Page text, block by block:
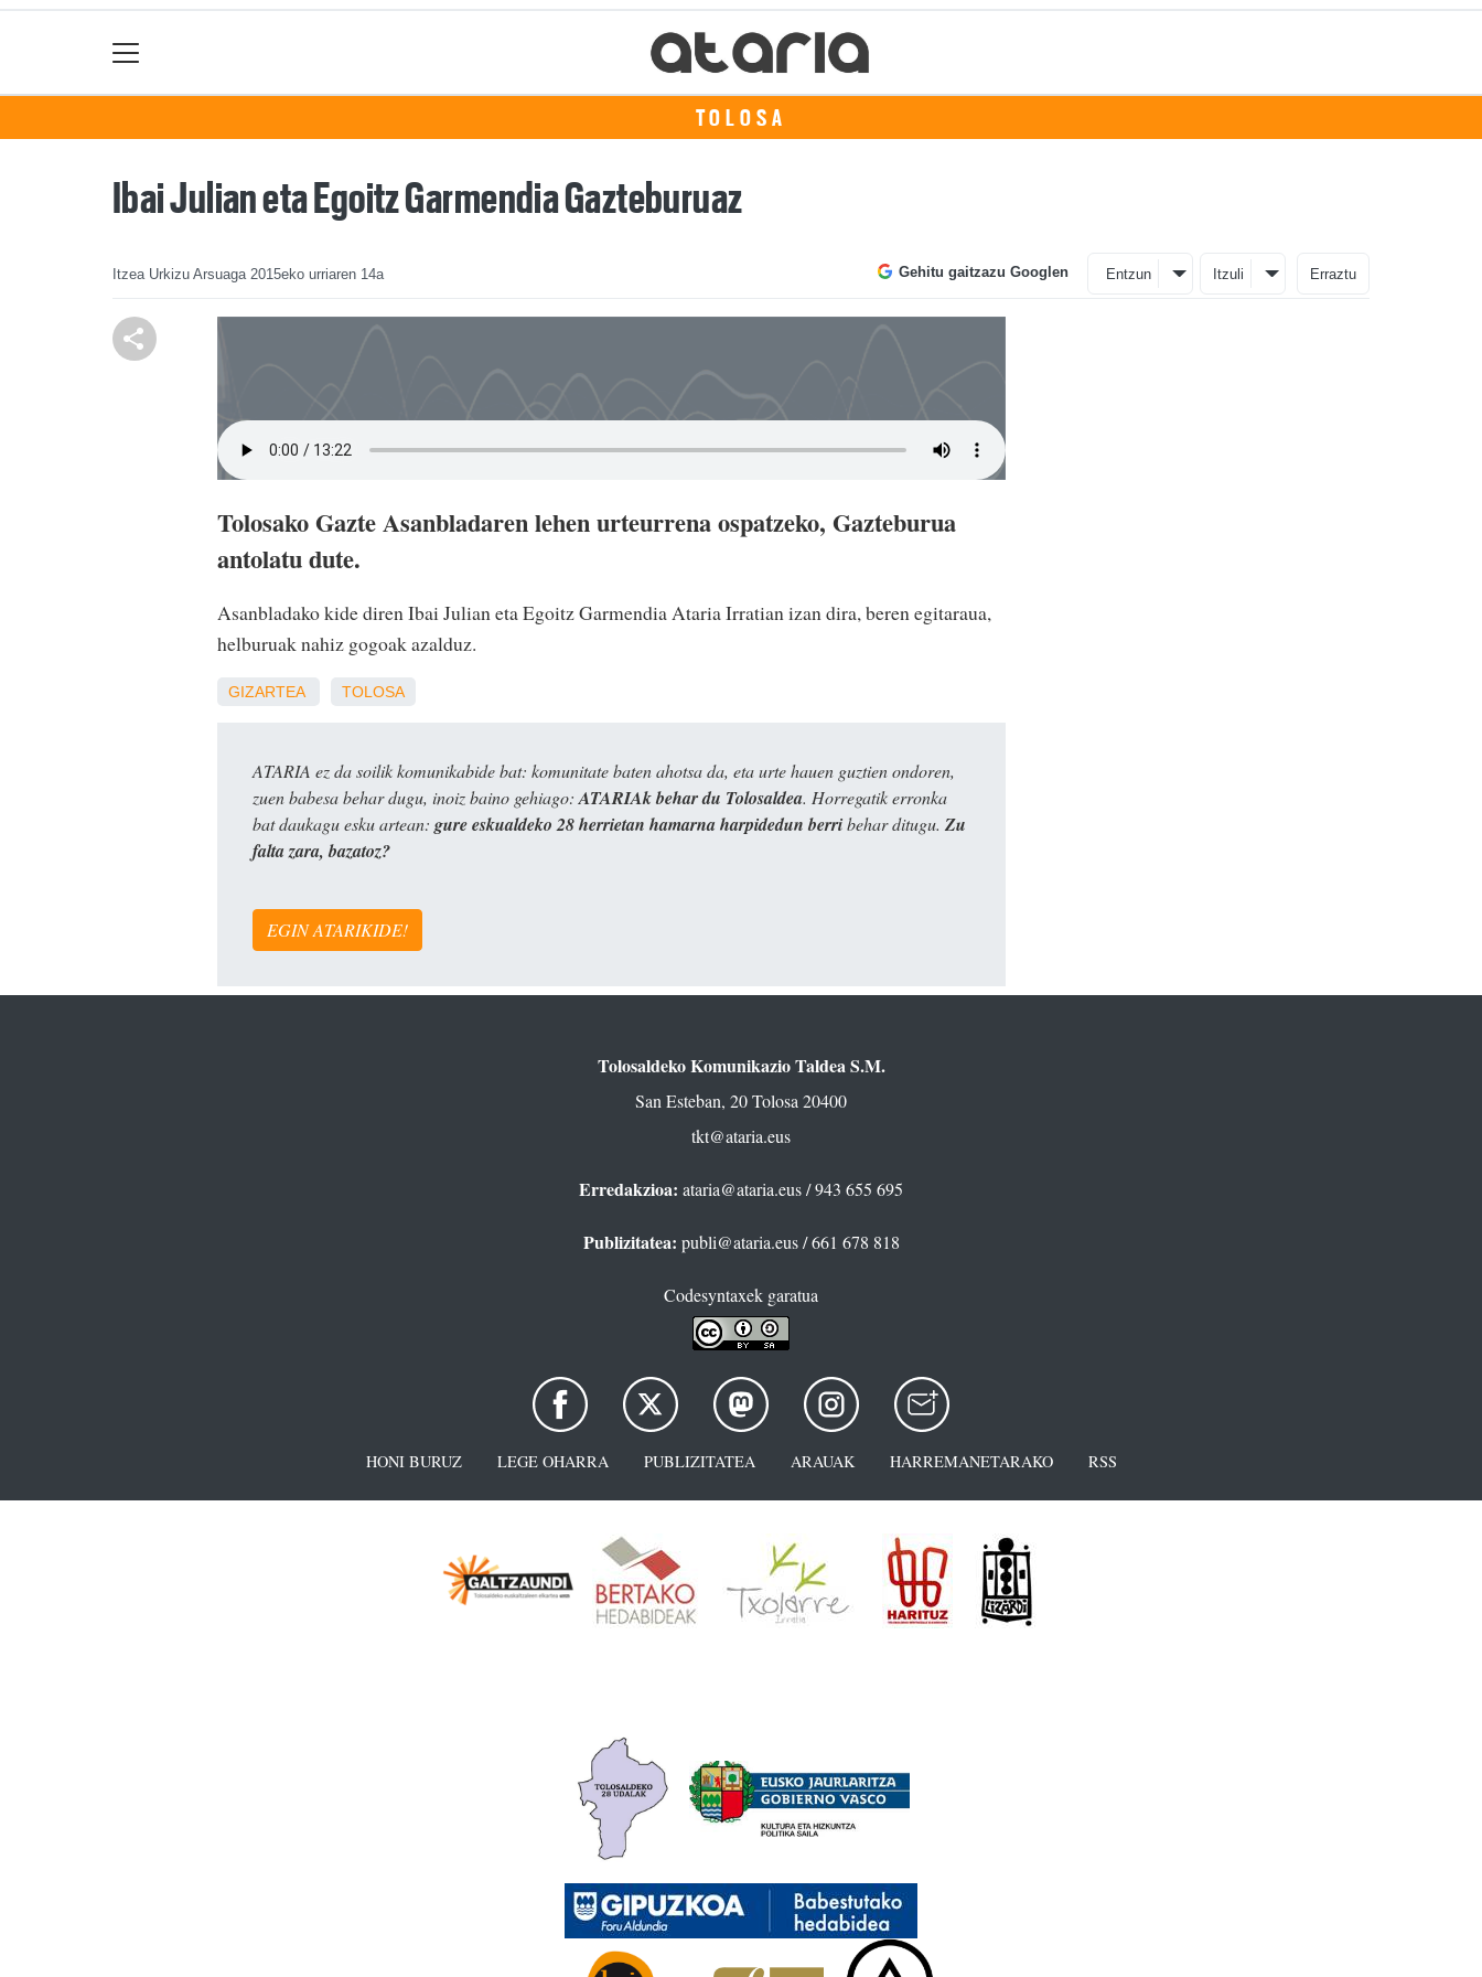
TOLOSA
Ibai Julian eta Egoitz Garmendia Gazteburuaz
Itzea Urkizu Arsuaga 2015eko urriaren 14a Gehitu gaitzazu Googlen Entzun Itzuli Erraztu
Tolosako Gazte Asanbladaren lehen urteurrena ospatzeko, Gazteburua
antolatu dute.
Asanbladako kide diren Ibai Julian eta Egoitz Garmendia Ataria Irratian izan dira, beren egitaraua,
helburuak nahiz gogoak azalduz.
GIZARTEA TOLOSA
ATARIA ez da soilik komunikabide bat: komunitate baten ahotsa da, eta urte hauen guztien ondoren,
zuen babesa behar dugu, inoiz baino gehiago: ATARIAk behar du Tolosaldea. Horregatik erronka
bat daukagu esku artean: gure eskualdeko 28 herrietan hamarna harpidedun berribehar ditugu. Zu
falta zara, bazatoz?
EGIN ATARIKIDE!
Tolosaldeko Komunikazio Taldea S.M.
San Esteban, 20 Tolosa 20400
tkt@ataria.eus
Erredakzioa: ataria@ataria.eus/ 943 655 695
Publizitatea: publi@ataria.eus/ 661 678 818
Codesyntaxek garatua
HONI BURUZ LEGE OHARRA PUBLIZITATEA ARAUAK HARREMANETARAKO RSS